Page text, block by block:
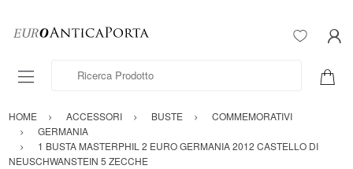
Ricerca Prodotto
HOME ACCESSORI BUSTE
COMMEMORATIVI
GERMANIA
1 BUSTA MASTERPHIL 2 EURO GERMANIA 2012 CASTELLO DI
NEUSCHWANSTEIN 5 ZECCHE